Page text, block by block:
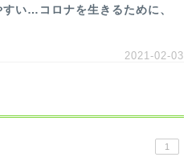
い…コロナを生きるために、
2021-02-03
1